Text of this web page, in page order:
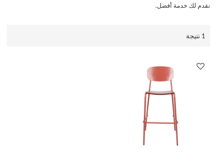
نقدم لك خدمة أفضل.
1 نتيجة